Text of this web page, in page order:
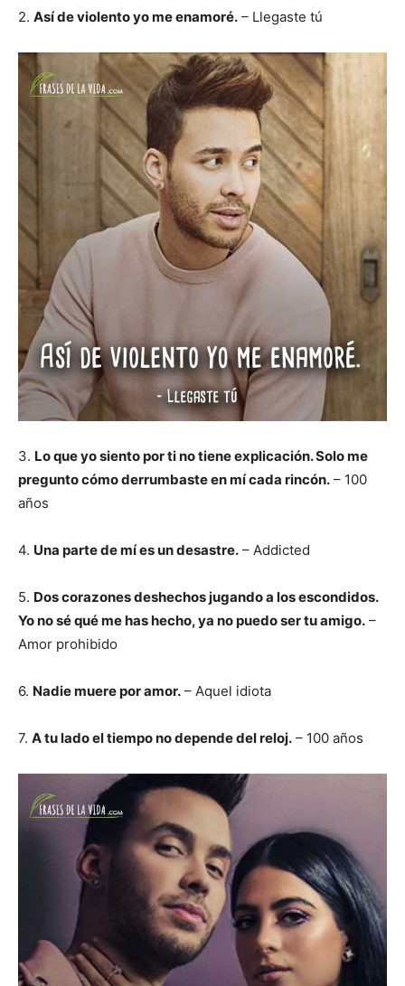
2. Así de violento yo me enamoré. – Llegaste tú
3. Lo que yo siento por ti no tiene explicación. Solo me
pregunto cómo derrumbaste en mí cada rincón. – 100
años
4. Una parte de mí es un desastre. – Addicted
5. Dos corazones deshechos jugando a los escondidos.
Yo no sé qué me has hecho, ya no puedo ser tu amigo. –
Amor prohibido
6. Nadie muere por amor. – Aquel idiota
7. A tu lado el tiempo no depende del reloj. – 100 años